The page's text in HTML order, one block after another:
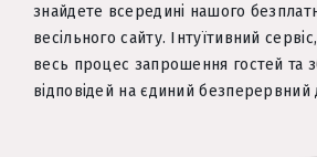
знайдете всередині нашого
весільного сайту. Інтуїтивний
весь процес запрошення гостей та
відповідей на єдиний безперервний